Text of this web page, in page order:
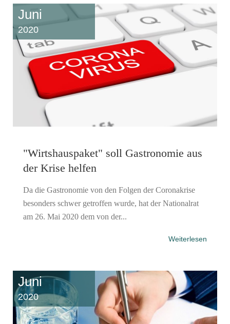
Juni
2020
"Wirtshauspaket" soll Gastronomie aus
der Krise helfen
Da die Gastronomie von den Folgen der Coronakrise
besonders schwer getroffen wurde, hat der Nationalrat
am 26. Mai 2020 dem von der...
Weiterlesen
Juni
2020